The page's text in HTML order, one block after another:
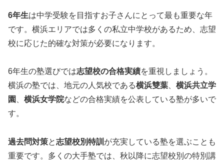
6年生は中学受験を目指すお子さんにとって最も重要な年
です。横浜エリアでは多くの私立中学校があるため、志望
校に応じた的確な対策が必要になります。
6年生の塾選びでは志望校の合格実績を重視しましょう。
横浜の塾では、地元の人気校である横浜雙葉、 横浜共立学
園 、 横浜女学院などの合格実績を公表している塾が多いで
す。
過去問対策と志望校別特訓 が充実している塾を選ぶことも
重要です。多くの大手塾では、秋以降に志望校別の特別講